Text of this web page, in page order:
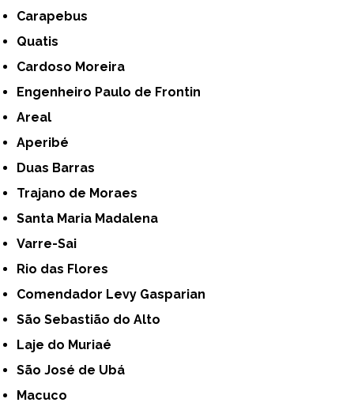
Carapebus
Quatis
Cardoso Moreira
Engenheiro Paulo de Frontin
Areal
Aperibé
Duas Barras
Trajano de Moraes
Santa Maria Madalena
Varre-Sai
Rio das Flores
Comendador Levy Gasparian
São Sebastião do Alto
Laje do Muriaé
São José de Ubá
Macuco